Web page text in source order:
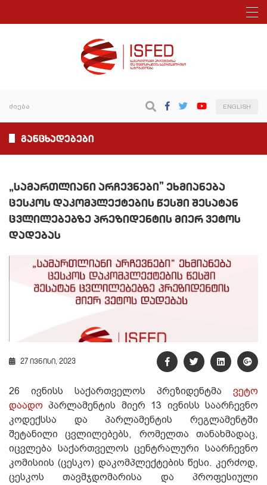
ENGLISH
განცხადებები
„სამართლიანი არჩევნები” ეხმიანება
ცესკოს დაკომპლექტების წესში შესატან
ცვლილებებზე პრეზიდენტის მიერ ვეტოს
დადებას
27 ივნისი, 2023
26 ივნისს საქართველოს პრეზიდენტმა
ვეტო
დაადო პარლამენტის მიერ 13 ივნისს საარჩევნო
კოდექსსა და პარლამენტის რეგლამენტში
შეტანილი ცვლილებებს, რომელთა თანახმადაც,
იცვლება საქართველოს ცენტრალური საარჩევნო
კომისიის (ცესკო) დაკომპლექტების წესი. კერძოდ,
ცესკოს თავმჯდომარისა და პროფესიული